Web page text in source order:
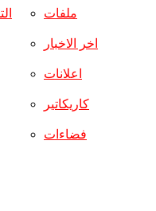
ملفات
اخر الاخبار
اعلانات
كاريكاتير
فضاءات